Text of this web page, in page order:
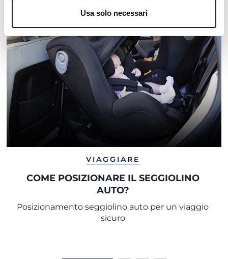
Usa solo necessari
VIAGGIARE
COME POSIZIONARE IL SEGGIOLINO
AUTO?
Posizionamento seggiolino auto per un viaggio
sicuro